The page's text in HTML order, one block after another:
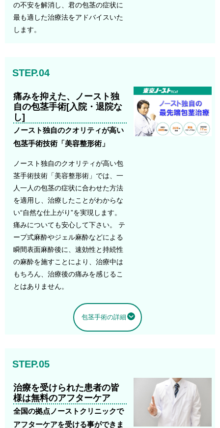
の不安を解消し、君の包茎の症状に
最も適した治療法をアドバイスいた
します。
STEP.04
痛みを抑えた、ノースト独
自の包茎手術[入院・退院な
し]
ノースト独自のクオリティが高い
包茎手術技術「美容整形術」
ノースト独自のクオリティが高い包
茎手術技術「美容整形術」では、一
人一人の包茎の症状に合わせた方法
を適用し、治療したことがわからな
い“自然な仕上がり”を実現します。
痛みについても安心して下さい。 テ
ープ式麻酔やジェル麻酔などによる
瞬間表面麻酔後に、速効性と持続性
の麻酔を施すことにより、治療中は
もちろん、治療後の痛みを感じるこ
とはありません。
包茎手術の詳細
STEP.05
治療を受けられた患者の皆
様は無料のアフターケア
全国の拠点ノーストクリニックで
アフターケアを受ける事ができま